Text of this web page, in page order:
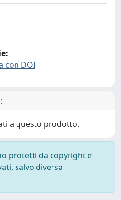
con DOI
a questo prodotto.
protetti da copyright e
salvo diversa